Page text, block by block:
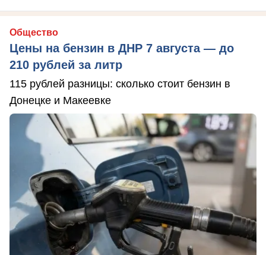
Общество
Цены на бензин в ДНР 7 августа — до
210 рублей за литр
115 рублей разницы: сколько стоит бензин в
Донецке и Макеевке